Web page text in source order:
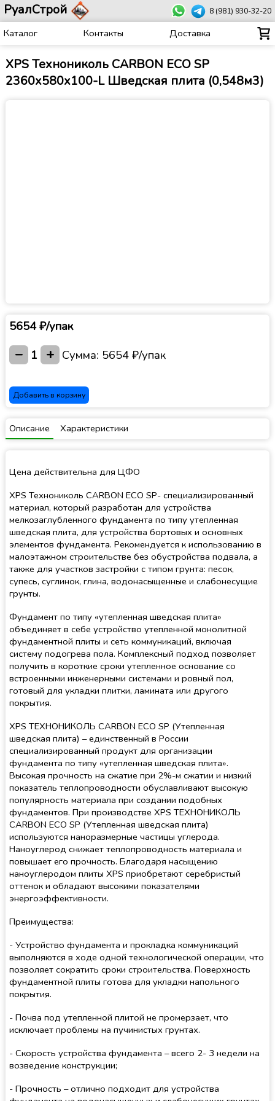
РуалСтрой 8 (981) 930-32-20
Каталог Контакты Доставка
XPS Технониколь CARBON ECO SP
2360х580х100-L Шведская плита (0,548м3)
5654 ₽/упак
− 1 + Сумма: 5654 ₽/упак
Добавить в корзину
Описание Характеристики
Цена действительна для ЦФО
XPS Технониколь CARBON ECO SP- специализированный
материал, который разработан для устройства
мелкозаглубленного фундамента по типу утепленная
шведская плита, для устройства бортовых и основных
элементов фундамента. Рекомендуется к использованию в
малоэтажном строительстве без обустройства подвала, а
также для участков застройки с типом грунта: песок,
супесь, суглинок, глина, водонасыщенные и слабонесущие
грунты.
Фундамент по типу «утепленная шведская плита»
объединяет в себе устройство утепленной монолитной
фундаментной плиты и сеть коммуникаций, включая
систему подогрева пола. Комплексный подход позволяет
получить в короткие сроки утепленное основание со
встроенными инженерными системами и ровный пол,
готовый для укладки плитки, ламината или другого
покрытия.
XPS ТЕХНОНИКОЛЬ CARBON ECO SP (Утепленная
шведская плита) – единственный в России
специализированный продукт для организации
фундамента по типу «утепленная шведская плита».
Высокая прочность на сжатие при 2%-м сжатии и низкий
показатель теплопроводности обуславливают высокую
популярность материала при создании подобных
фундаментов. При производстве XPS ТЕХНОНИКОЛЬ
CARBON ECO SP (Утепленная шведская плита)
используются наноразмерные частицы углерода.
Наноуглерод снижает теплопроводность материала и
повышает его прочность. Благодаря насыщению
наноуглеродом плиты XPS приобретают серебристый
оттенок и обладают высокими показателями
энергоэффективности.
Преимущества:
- Устройство фундамента и прокладка коммуникаций
выполняются в ходе одной технологической операции, что
позволяет сократить сроки строительства. Поверхность
фундаментной плиты готова для укладки напольного
покрытия.
- Почва под утепленной плитой не промерзает, что
исключает проблемы на пучинистых грунтах.
- Скорость устройства фундамента – всего 2- 3 недели на
возведение конструкции;
- Прочность – отлично подходит для устройства